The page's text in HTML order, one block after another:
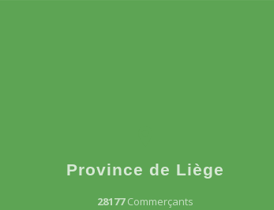
Province de Liège
28177Commerçants